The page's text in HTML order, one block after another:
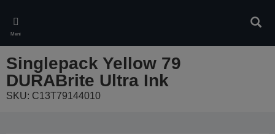
main
content
Meni
Singlepack Yellow 79
DURABrite Ultra Ink
SKU: C13T79144010